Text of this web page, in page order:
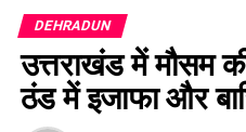
DEHRADUN
उत्तराखंड में मौसम
ठंड में इजाफा और